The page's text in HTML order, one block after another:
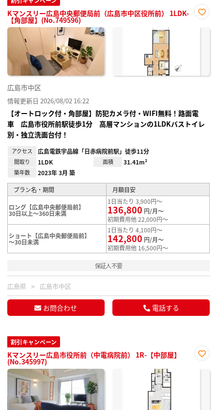
Kマンスリー広島中央郵便局前（広島市中区役所前） 1LDK-
【角部屋】(No.749596)
に入
広島市中区
情報更新日 2026/08/02 16:22
【オートロック付・角部屋】防犯カメラ付・WIFI無料！路面電
車 広島市役所前駅徒歩1分 高層マンションの1LDKバストイレ
別・独立洗面台付！
アクセス 広島電鉄宇品線「日赤病院前駅」徒歩11分
間取り 1LDK 面積 31.41m²
築年数 2023年 3月 築
プラン名・期間 月額目安
ロング【広島中央郵便局前】
30日以上～360日未満
1日当たり 3,900円～
136,800 円/月～
初期費用他 22,000円～
ショート【広島中央郵便局前】
～30日未満
1日当たり 4,100円～
142,800 円/月～
初期費用他 16,500円～
保証人不要
広島県 広島市中区
お問合わせ 電話する
割引キャンペーン
Kマンスリー広島市役所前（中電病院前） 1R-【中部屋】
(No.345997)
に入